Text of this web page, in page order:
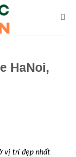
HaNoi,
vị trí đẹp nhất